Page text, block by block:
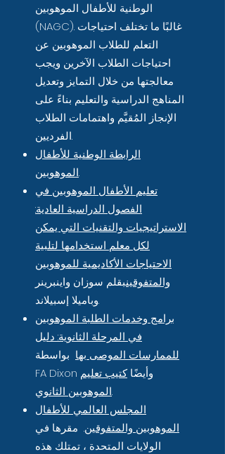
الوطنية للأطفال الموهوبين
(NAGC). غالبًا ما تختلف احتياجات
التعلم للطلاب الموهوبين عن
احتياجات الطلاب الآخرين ويجب
معالجتها من خلال التمايز وتعديل
المناهج الدراسية والتعليم بناءً على
الإنجاز المُقيَّم واهتمامات الطلاب
الفرديين.
الرابطة الوطنية للأطفال
الموهوبين.
تعليم الأطفال الموهوبين في
الفصول الدراسية العادية:
الاستراتيجيات والتقنيات التي يمكن
لكل معلم استخدامها لتلبية
الاحتياجات الأكاديمية للموهوبين
والمتفوقينبقلم سوزان واينبرينر
وباميلا إسبيلاند.
برامج وخدمات الطلبة الموهوبين
في المرحلة الثانوية: دليل
للممارسات الموصى بها بواسطة
FA Dixon وأيضًاكتيب تعليم
الموهوبين الثانوي.
المجلس العالمي للأطفال
الموهوبين والمتفوقين. مقرها في
الولايات المتحدة ، تمتلك هذه